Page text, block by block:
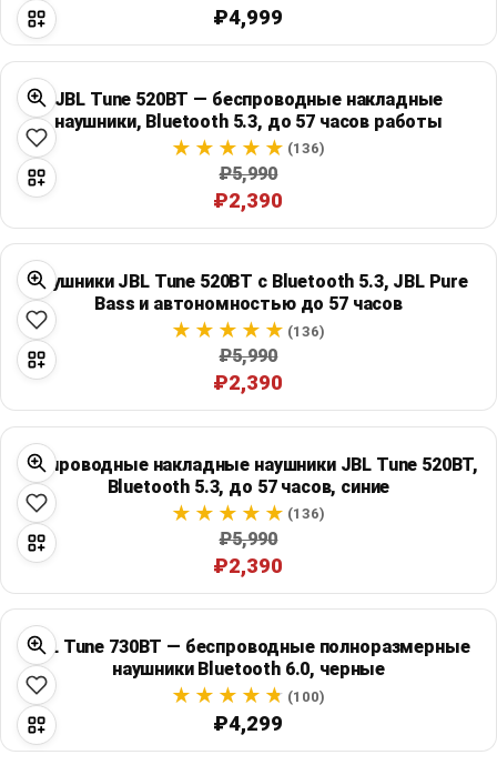
₽4,999
JBL Tune 520BT — беспроводные накладные
наушники, Bluetooth 5.3, до 57 часов работы
(136)
₽5,990
₽2,390
Наушники JBL Tune 520BT с Bluetooth 5.3, JBL Pure
Bass и автономностью до 57 часов
(136)
₽5,990
₽2,390
Беспроводные накладные наушники JBL Tune 520BT,
Bluetooth 5.3, до 57 часов, синие
(136)
₽5,990
₽2,390
JBL Tune 730BT — беспроводные полноразмерные
наушники Bluetooth 6.0, черные
(100)
₽4,299